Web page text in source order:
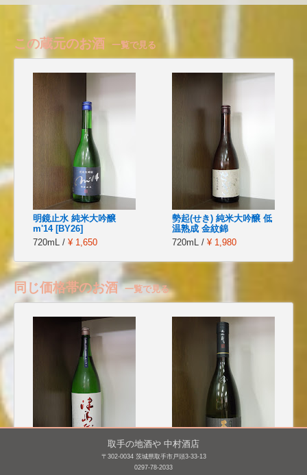
この蔵元のお酒 一覧で見る
明鏡止水 純米大吟醸
m'14 [BY26]
720mL / ¥ 1,650
勢起(せき) 純米大吟醸 低
温熟成 金紋錦
720mL / ¥ 1,980
同じ価格帯のお酒 一覧で見る
津島屋 純米吟醸 信州産
黒龍 大吟醸
取手の地酒や 中村酒店
〒302-0034 茨城県取手市戸頭3-33-13
0297-78-2033